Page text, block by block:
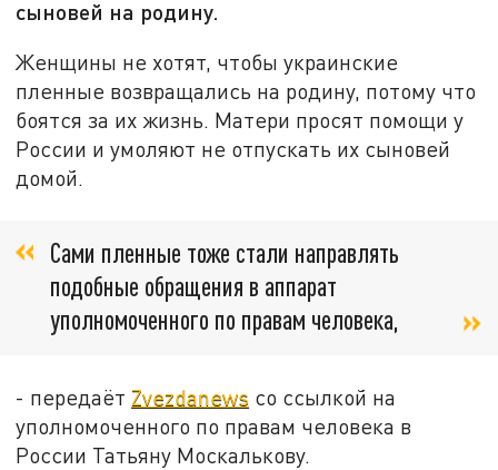
сыновей на родину.
Женщины не хотят, чтобы украинские
пленные возвращались на родину, потому что
боятся за их жизнь. Матери просят помощи у
России и умоляют не отпускать их сыновей
домой.
Сами пленные тоже стали направлять
подобные обращения в аппарат
уполномоченного по правам человека,
- передаёт Zvezdanews со ссылкой на
уполномоченного по правам человека в
России Татьяну Москалькову.